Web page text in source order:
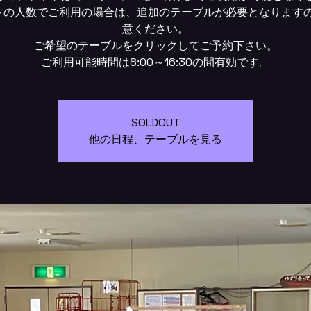
人数でご利用の場合は、追加のテーブルが必要となります
意ください。
ご希望のテーブルをクリックしてご予約下さい。
SOLDOUT
他の日程、テーブルを見る